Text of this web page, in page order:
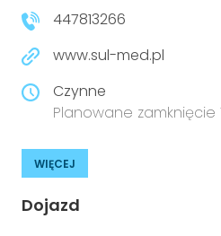
447813266
www.sul-med.pl
Czynne
Planowane zamknięcie
WIĘCEJ
Dojazd